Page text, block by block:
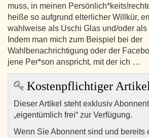
muss, in meinen
heiße so aufgrund elterlicher Willkür,
wahlweise als Uschi Glas und/oder
Indem man mich zum Beispiel bei der
Wahlbenachrichtigung oder der
jene Per*son anspricht, mit der ich …
Kostenpflichtiger Artikel
Dieser Artikel steht exklusiv
„eigentümlich frei“ zur Verfügung.
Wenn Sie Abonnent sind und bereits